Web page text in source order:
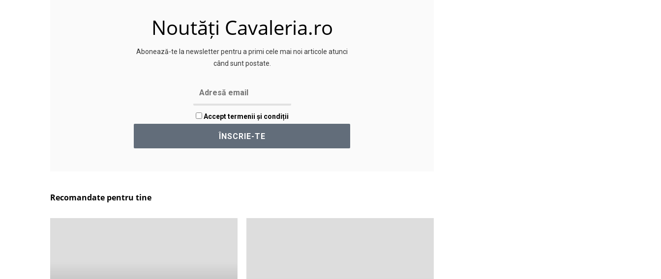
Noutăți Cavaleria.ro
Abonează-te la newsletter pentru a primi cele mai noi articole atunci
când sunt postate.
Accept termenii și condiții
Recomandate pentru tine